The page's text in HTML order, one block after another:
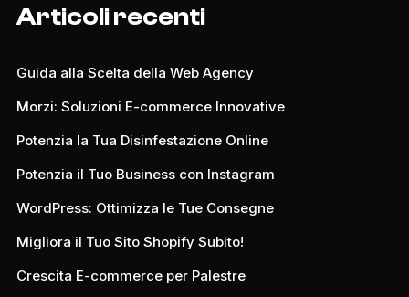
Articoli recenti
Guida alla Scelta della Web Agency
Morzi: Soluzioni E-commerce Innovative
Potenzia la Tua Disinfestazione Online
Potenzia il Tuo Business con Instagram
WordPress: Ottimizza le Tue Consegne
Migliora il Tuo Sito Shopify Subito!
Crescita E-commerce per Palestre